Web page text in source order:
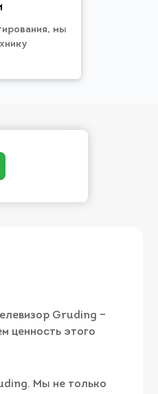
мы
Gruding –
ценность этого
Мы не только